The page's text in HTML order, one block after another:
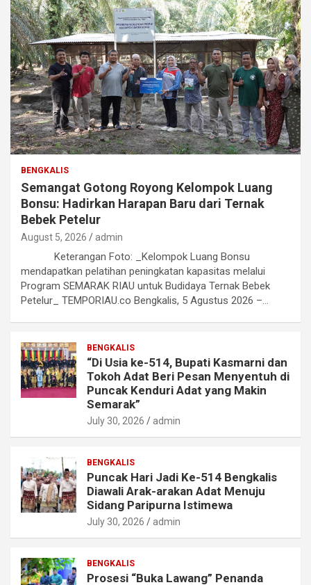
BENGKALIS
Semangat Gotong Royong Kelompok Luang
Bonsu: Hadirkan Harapan Baru dari Ternak
Bebek Petelur
August 5, 2026 admin
Keterangan Foto: _Kelompok Luang Bonsu
mendapatkan pelatihan peningkatan kapasitas melalui
Program SEMARAK RIAU untuk Budidaya Ternak Bebek
Petelur_ TEMPORIAU.co Bengkalis, 5 Agustus 2026 –…
BENGKALIS
“Di Usia ke-514, Bupati Kasmarni dan
Tokoh Adat Beri Pesan Menyentuh di
Puncak Kenduri Adat yang Makin
Semarak”
July 30, 2026 admin
BENGKALIS
Puncak Hari Jadi Ke-514 Bengkalis
Diawali Arak-arakan Adat Menuju
Sidang Paripurna Istimewa
July 30, 2026 admin
BENGKALIS
Prosesi “Buka Lawang” Penanda